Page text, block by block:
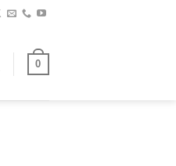
0